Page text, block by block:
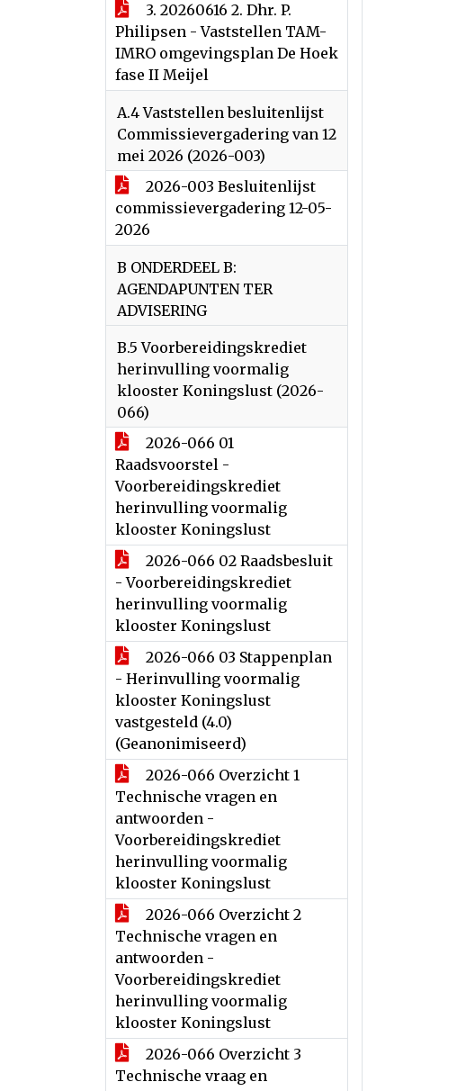
3. 20260616 2. Dhr. P.
Philipsen - Vaststellen TAM-
IMRO omgevingsplan De Hoek
fase II Meijel
A.4 Vaststellen besluitenlijst
Commissievergadering van 12
mei 2026 (2026-003)
2026-003 Besluitenlijst
commissievergadering 12-05-
2026
B ONDERDEEL B:
AGENDAPUNTEN TER
ADVISERING
B.5 Voorbereidingskrediet
herinvulling voormalig
klooster Koningslust (2026-
066)
2026-066 01
Raadsvoorstel -
Voorbereidingskrediet
herinvulling voormalig
klooster Koningslust
2026-066 02 Raadsbesluit
- Voorbereidingskrediet
herinvulling voormalig
klooster Koningslust
2026-066 03 Stappenplan
- Herinvulling voormalig
klooster Koningslust
vastgesteld (4.0)
(Geanonimiseerd)
2026-066 Overzicht 1
Technische vragen en
antwoorden -
Voorbereidingskrediet
herinvulling voormalig
klooster Koningslust
2026-066 Overzicht 2
Technische vragen en
antwoorden -
Voorbereidingskrediet
herinvulling voormalig
klooster Koningslust
2026-066 Overzicht 3
Technische vraag en